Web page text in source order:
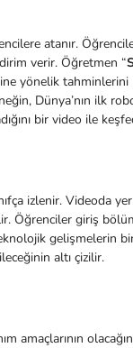
atanır.
verir. Öğretmen “
yönelik
Dünya’nın ilk
bir video ile
izlenir. Videoda
Öğrenciler giriş
gelişmelerin
altı çizilir.
amaçlarının